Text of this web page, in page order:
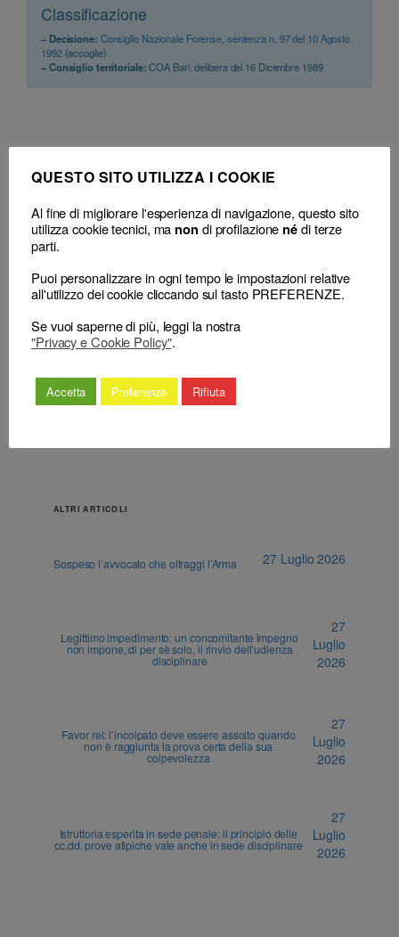
Classificazione
– Decisione: Consiglio Nazionale Forense, sentenza n. 97 del 10 Agosto
1992(accoglie)
– Consiglio territoriale:COA Bari, delibera del 16 Dicembre 1989
← Avvocato e
procuratore – Norme
generali – Uso di frasi
ingiuriose verso collega
Provocazione –
Irrilevanza in materia
Avvocato e procuratore – Tenuta Albi
– Domanda di iscrizione – Decisione
nazionale forense – Annullamento
della decisione per omessa
Irrilevanza del deposito di memoria
perché non equipollente all’audizione.
ALTRI ARTICOLI
Sospeso l’avvocato che oltraggi l’Arma 27 Luglio 2026
Legittimo impedimento: un concomitante impegno
non impone, di per sè solo, il rinvio dell’udienza
disciplinare
27
Luglio
2026
Favor rei: l’incolpato deve essere assolto quando
non è raggiunta la prova certa della sua
colpevolezza
27
Luglio
2026
Istruttoria esperita in sede penale: il principio delle
cc.dd. prove atipiche vale anche in sede disciplinare
27
Luglio
2026
QUESTO SITO UTILIZZA I COOKIE
Al fine di migliorare l'esperienza di navigazione, questo sito
utilizza cookie tecnici, ma non di profilazione nédi terze
parti.
Puoi personalizzare in ogni tempo le impostazioni relative
all'utilizzo dei cookie cliccando sul tasto PREFERENZE.
Se vuoi saperne di più, leggi la nostra
"Privacy e Cookie Policy".
Accetta Preferenze Rifiuta